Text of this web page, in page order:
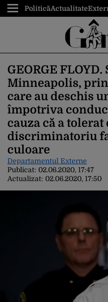
PoliticăActualitate
GEORGE
Minneapolis,
care au deschis
împotriva
cauza că a
discriminatoriu
culoare
Departamentul Externe
Publicat: 02.06.2020, 17:47
Actualizat: 02.06.2020, 17:50